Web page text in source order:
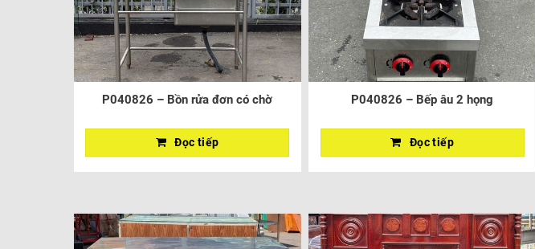
P040826 – Bồn rửa đơn có chờ
Đọc tiếp
P040826 – Bếp âu 2 họng
Đọc tiếp